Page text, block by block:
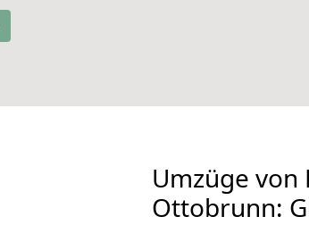
Umzüge von
Ottobrunn: